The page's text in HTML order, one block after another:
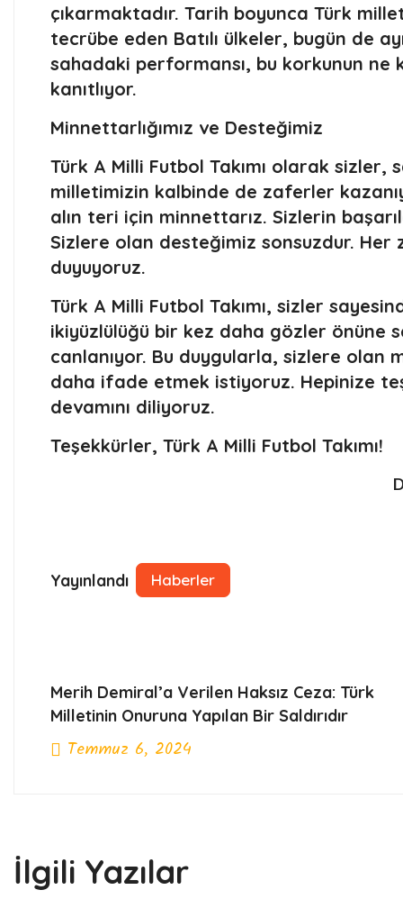
çıkarmaktadır. Tarih boyunca Türk
tecrübe eden Batılı ülkeler, bugün de
sahadaki performansı, bu korkunun ne
kanıtlıyor.
Minnettarlığımız ve Desteğimiz
Türk A Milli Futbol Takımı olarak
milletimizin kalbinde de zaferler
alın teri için minnettarız. Sizlerin
Sizlere olan desteğimiz sonsuzdur. Her
duyuyoruz.
Türk A Milli Futbol Takımı, sizler
ikiyüzlülüğü bir kez daha gözler önüne
canlanıyor. Bu duygularla, sizlere olan
daha ifade etmek istiyoruz. Hepinize
devamını diliyoruz.
Teşekkürler, Türk A Milli Futbol Takımı!
Yayınlandı Haberler
Merih Demiral’a Verilen Haksız Ceza: Türk
Milletinin Onuruna Yapılan Bir Saldırıdır
Temmuz 6, 2024
İlgili Yazılar